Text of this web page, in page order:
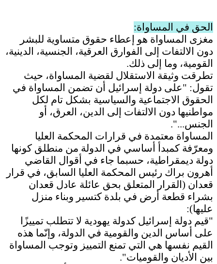
الحق في المساواة:
مغزى المساواة هو إعطاء حقوق متساوية للبشر
دون الالتفات إلى الفوارق العرقية، الجنسية، الدينية،
القومية، وما إلى ذلك.
تطرقت وثيقة الاستقلال لقضية المساواة، حيث
تقول: "على دولة إسرائيل أن تضمن المساواة في
الحقوق الاجتماعية والسياسية بشكل تام لكل
مواطنيها دون الالتفات إلى الدين، العرق، أو
الجنس...".
المساواة معتمدة في قرارات المحكمة العليا
ومعرّفة كمبدأ أساسي في الدولة من منطلق كونها
دولة ديمقراطية، حسبما جاء في أقوال القاضي
أهرون براك رئيس المحكمة العليا السابق، في قرار
قعدان (القرار المتعلق بحق عائلة عادل قعدان
بشراء قطعة أرض في بلدة كتسير وبناء منزل
عليها):
"قيم دولة إسرائيل كدولة يهودية لا تتطلب تمييزًا
على أساس الدين والقومية في الدولة، وإنّما هذه
القيم نفسها هي التي تمنع التمييز وتوجب المساواة
بين الأديان والقوميات".